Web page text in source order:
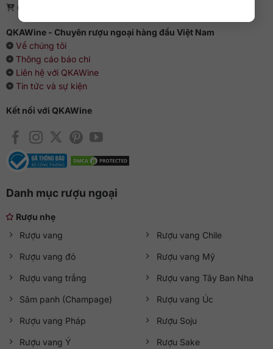
Giấy phép bán lẻ rượu: 04/GP-UBND
QKAWine - Chuyên rượu ngoại hàng đầu Việt Nam
Về chúng tôi
Thông cáo báo chí
Liên hệ với QKAWine
Tin tức và sự kiện
Kết nối với QKAWine
Danh mục rượu ngoại
Rượu nhẹ
Rượu vang
Rượu vang đỏ
Rượu vang trắng
Sâm panh (Champage)
Rượu vang Pháp
Rượu vang Ý
Rượu vang Chile
Rượu vang Mỹ
Rượu vang Tây Ban Nha
Rượu vang Úc
Rượu Soju
Rượu Sake